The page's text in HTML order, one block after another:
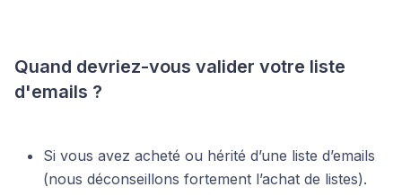
Quand devriez-vous valider votre liste
d'emails ?
Si vous avez acheté ou hérité d’une liste d’emails
(nous déconseillons fortement l’achat de listes).